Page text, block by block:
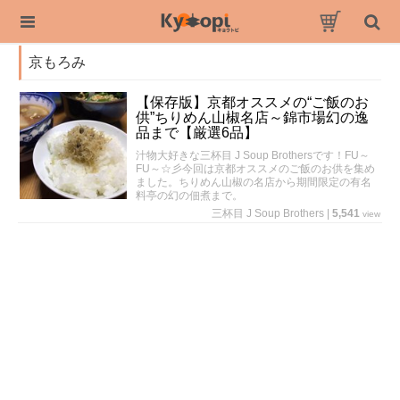
京もろみ
【保存版】京都オススメの“ご飯のお
供”ちりめん山椒名店～錦市場幻の逸
品まで【厳選6品】
汁物大好きな三杯目 J Soup Brothersです！FU～
FU～☆彡今回は京都オススメのご飯のお供を集め
ました。ちりめん山椒の名店から期間限定の有名
料亭の幻の佃煮まで。
三杯目 J Soup Brothers
5,541 view